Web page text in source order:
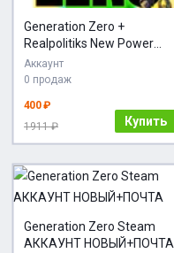
Generation Zero +
Realpolitiks New Power
XBOX ONE
Аккаунт
0 продаж
400 ₽
1911 ₽
Купить
Generation Zero Steam
АККАУНТ НОВЫЙ+ПОЧТА